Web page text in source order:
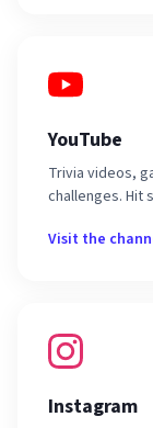
YouTube
Trivia videos,
challenges. Hit
Visit the
Instagram